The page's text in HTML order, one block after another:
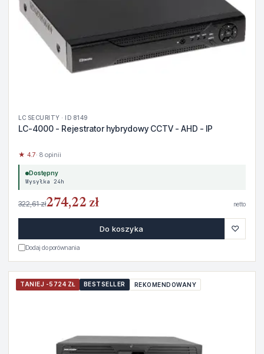
LC SECURITY · ID 8149
LC-4000 - Rejestrator hybrydowy CCTV - AHD - IP
★ 4.7· 8 opinii
Dostępny
Wysyłka 24h
322,61 zł274,22 zł netto
Do koszyka ♡
Dodaj do porównania
TANIEJ -5724 ZŁ BESTSELLER REKOMENDOWANY